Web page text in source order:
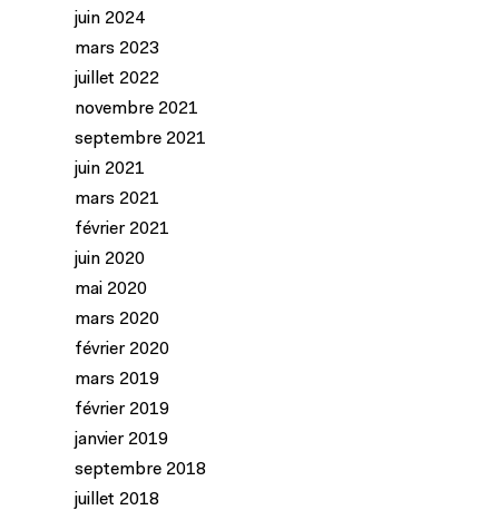
juin 2024
mars 2023
juillet 2022
novembre 2021
septembre 2021
juin 2021
mars 2021
février 2021
juin 2020
mai 2020
mars 2020
février 2020
mars 2019
février 2019
janvier 2019
septembre 2018
juillet 2018